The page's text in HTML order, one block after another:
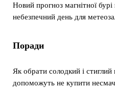
Новий прогноз магнітної
небезпечний день для
Поради
Як обрати солодкий і стиглий
допоможуть не купити